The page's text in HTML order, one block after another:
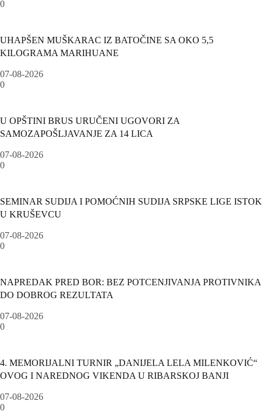
0
UHAPŠEN MUŠKARAC IZ BATOČINE SA OKO 5,5
KILOGRAMA MARIHUANE
07-08-2026
0
U OPŠTINI BRUS URUČENI UGOVORI ZA
SAMOZAPOŠLJAVANJE ZA 14 LICA
07-08-2026
0
SEMINAR SUDIJA I POMOĆNIH SUDIJA SRPSKE LIGE ISTOK
U KRUŠEVCU
07-08-2026
0
NAPREDAK PRED BOR: BEZ POTCENJIVANJA PROTIVNIKA
DO DOBROG REZULTATA
07-08-2026
0
4. MEMORIJALNI TURNIR „DANIJELA LELA MILENKOVIĆ“
OVOG I NAREDNOG VIKENDA U RIBARSKOJ BANJI
07-08-2026
0